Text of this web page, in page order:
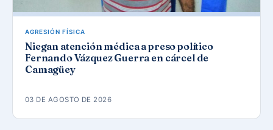
AGRESIÓN FÍSICA
Niegan atención médica a preso político
Fernando Vázquez Guerra en cárcel de
Camagüey
03 DE AGOSTO DE 2026